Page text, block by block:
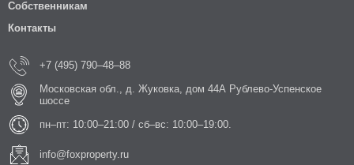
Собственникам
Контакты
+7 (495) 790–48–88
Московская обл., д. Жуковка, дом 44А Рублево-Успенское
шоссе
пн–пт: 10:00–21:00 / сб–вс: 10:00–19:00.
info@foxproperty.ru